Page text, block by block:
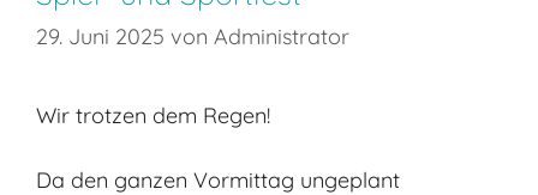
29. Juni 2025 von Administrator
Wir trotzen dem Regen!
Da den ganzen Vormittag ungeplant